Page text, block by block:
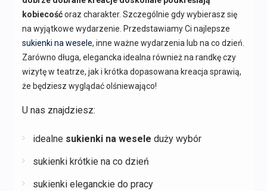
kobiecośćoraz charakter. Szczególnie gdy wybierasz się
na wyjątkowe wydarzenie. Przedstawiamy Ci najlepsze
sukienki na wesele, inne ważne wydarzenia lub na co dzień.
Zarówno długa, elegancka idealna również na randkę czy
wizytę w teatrze, jak i krótka dopasowana kreacja sprawią,
że będziesz wyglądać olśniewająco!
U nas znajdziesz:
idealne sukienki na wesele duży wybór
sukienki krótkie na co dzień
sukienki eleganckie do pracy